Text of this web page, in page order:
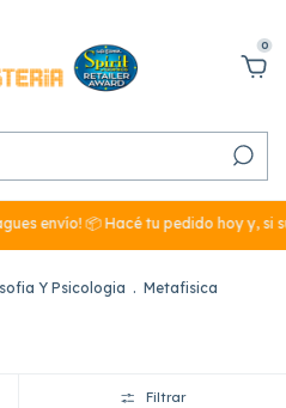
0
envío! 📦 Hacé tu pedido hoy y, si
Y Psicologia . Metafisica
Filtrar